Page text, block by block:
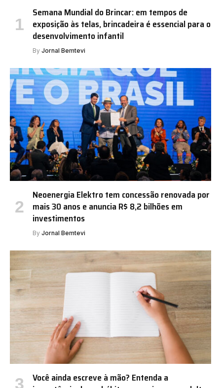
Semana Mundial do Brincar: em tempos de
exposição às telas, brincadeira é essencial para o
desenvolvimento infantil
By Jornal Bemtevi
Neoenergia Elektro tem concessão renovada por
mais 30 anos e anuncia R$ 8,2 bilhões em
investimentos
By Jornal Bemtevi
Você ainda escreve à mão? Entenda a